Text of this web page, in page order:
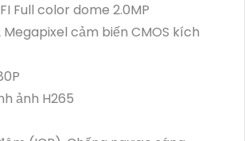
Full color dome 2.0MP
Megapixel cảm biến CMOS kích
ảnh H265